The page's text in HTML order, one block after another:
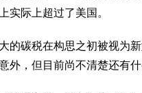
实际上超过了美国。
碳税在构思之初被视为新
外，但目前尚不清楚还有什